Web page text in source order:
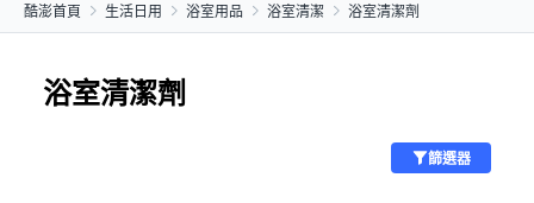
酷澎首頁 生活日用 浴室用品 浴室清潔 浴室清潔劑
浴室清潔劑
篩選器